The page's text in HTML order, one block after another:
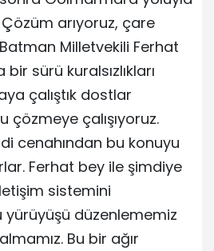
arıyoruz, çare
Milletvekili Ferhat
sürü kuralsızlıkları
çalıştık dostlar
çözmeye çalışıyoruz.
cenahından bu konuyu
Ferhat bey ile şimdiye
sistemini
yürüyüşü düzenlememiz
Bu bir ağır